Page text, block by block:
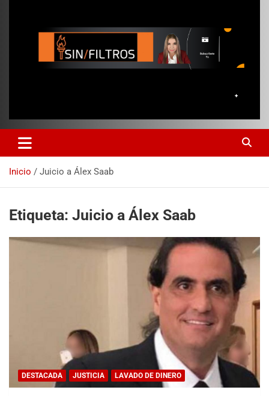
Inicio Juicio a Álex Saab
Etiqueta: Juicio a Álex Saab
DESTACADA JUSTICIA LAVADO DE DINERO